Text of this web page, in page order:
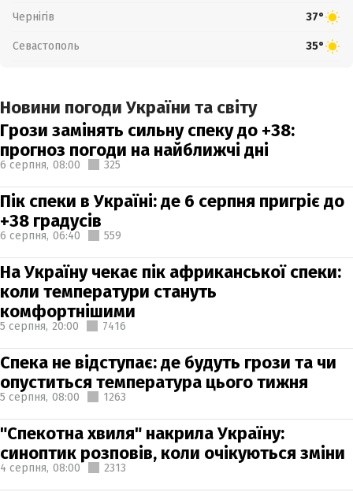
Чернігів 37°
Севастополь 35°
Новини погоди України та світу
Грози замінять сильну спеку до +38:
прогноз погоди на найближчі дні
6 серпня, 08:00 325
Пік спеки в Україні: де 6 серпня пригріє до
+38 градусів
6 серпня, 06:40 559
На Україну чекає пік африканської спеки:
коли температури стануть
комфортнішими
5 серпня, 20:00 7416
Спека не відступає: де будуть грози та чи
опуститься температура цього тижня
5 серпня, 08:00 1263
"Спекотна хвиля" накрила Україну:
синоптик розповів, коли очікуються зміни
4 серпня, 08:00 2313